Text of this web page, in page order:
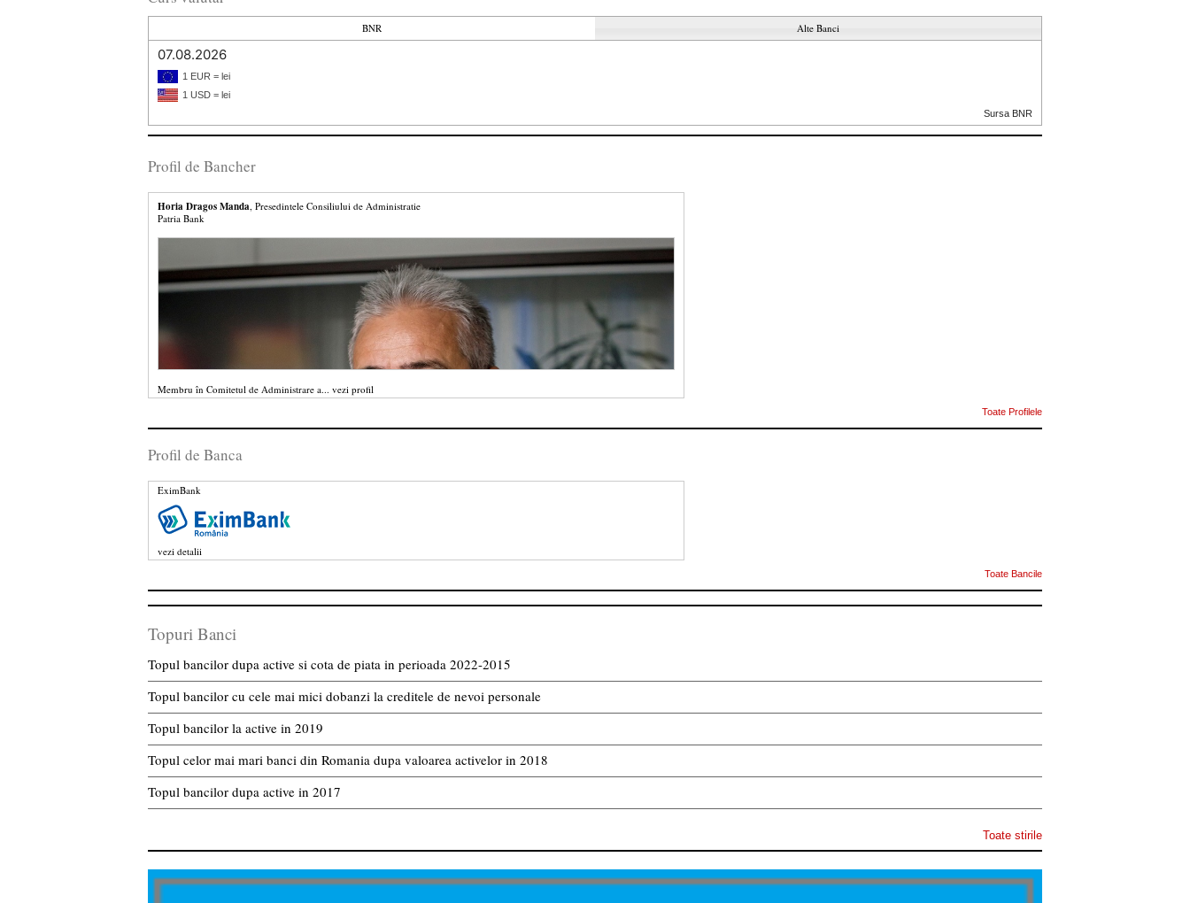
BNR Alte Banci
07.08.2026
1 EUR = lei
1 USD = lei
Sursa BNR
Profil de Bancher
Horia Dragos Manda, Presedintele Consiliului de Administratie
Patria Bank
Membru în Comitetul de Administrare a... vezi profil
Toate Profilele
Profil de Banca
EximBank
vezi detalii
Toate Bancile
Topuri Banci
Topul bancilor dupa active si cota de piata in perioada 2022-2015
Topul bancilor cu cele mai mici dobanzi la creditele de nevoi personale
Topul bancilor la active in 2019
Topul celor mai mari banci din Romania dupa valoarea activelor in 2018
Topul bancilor dupa active in 2017
Toate stirile